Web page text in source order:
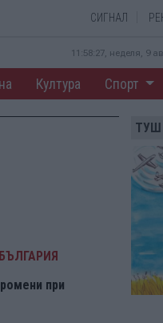
СИГНАЛ
11:58:28, неделя, 9
Култура Спорт
при
ТУШ